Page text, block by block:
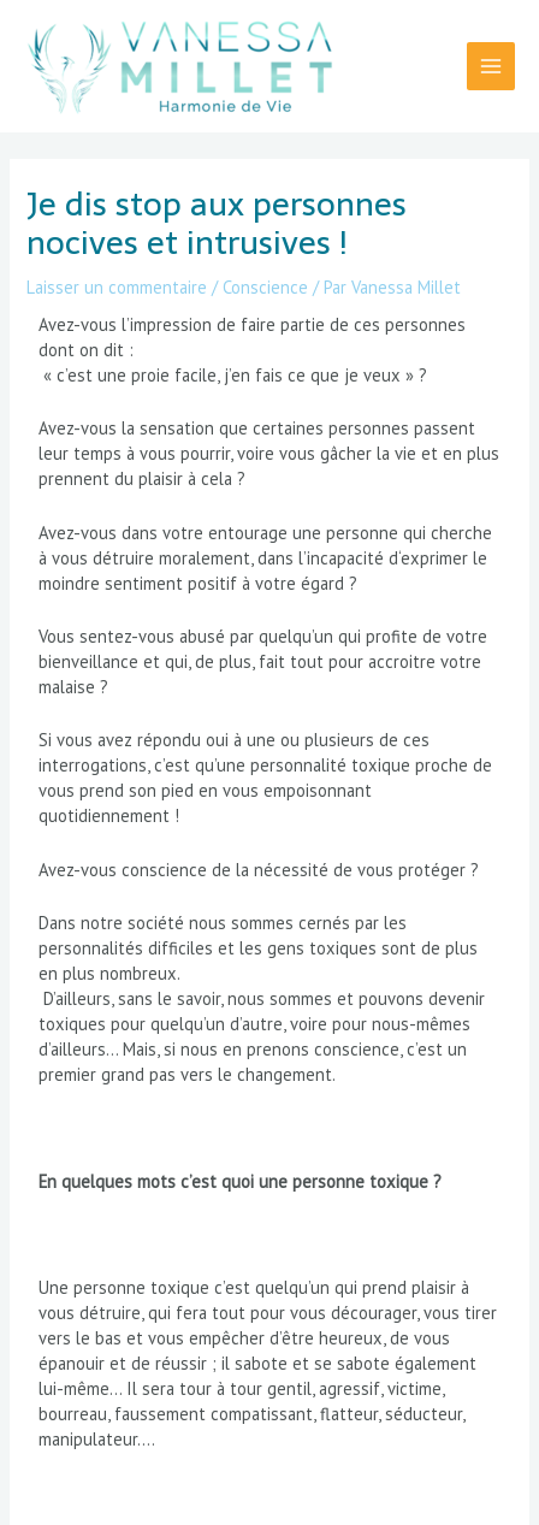
contenu
Menu
Je dis stop aux personnes
nocives et intrusives !
Laisser un commentaire / Conscience / ParVanessa Millet
Avez-vous l’impression de faire partie de ces personnes
dont on dit :
« c’est une proie facile, j’en fais ce que je veux » ?
Avez-vous la sensation que certaines personnes passent
leur temps à vous pourrir, voire vous gâcher la vie et en plus
prennent du plaisir à cela ?
Avez-vous dans votre entourage une personne qui cherche
à vous détruire moralement, dans l’incapacité d‘exprimer le
moindre sentiment positif à votre égard ?
Vous sentez-vous abusé par quelqu’un qui profite de votre
bienveillance et qui, de plus, fait tout pour accroitre votre
malaise ?
Si vous avez répondu oui à une ou plusieurs de ces
interrogations, c’est qu’une personnalité toxique proche de
vous prend son pied en vous empoisonnant
quotidiennement !
Avez-vous conscience de la nécessité de vous protéger ?
Dans notre société nous sommes cernés par les
personnalités difficiles et les gens toxiques sont de plus
en plus nombreux.
D’ailleurs, sans le savoir, nous sommes et pouvons devenir
toxiques pour quelqu’un d’autre, voire pour nous-mêmes
d’ailleurs… Mais, si nous en prenons conscience, c’est un
premier grand pas vers le changement.
En quelques mots c’est quoi une personne toxique ?
Une personne toxique c’est quelqu’un qui prend plaisir à
vous détruire, qui fera tout pour vous décourager, vous tirer
vers le bas et vous empêcher d’être heureux, de vous
épanouir et de réussir ; il sabote et se sabote également
lui-même… Il sera tour à tour gentil, agressif, victime,
bourreau, faussement compatissant, flatteur, séducteur,
manipulateur….
articles